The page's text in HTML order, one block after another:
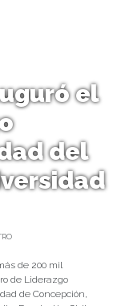
el
del
de 200 mil
de Liderazgo
de Concepción,